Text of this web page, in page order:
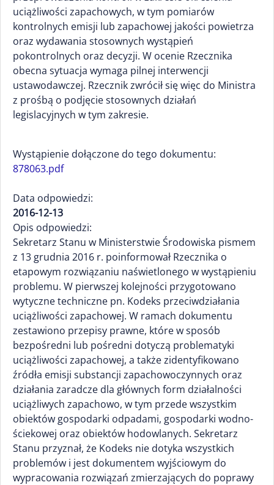
uciążliwości zapachowych, w tym pomiarów
kontrolnych emisji lub zapachowej jakości powietrza
oraz wydawania stosownych wystąpień
pokontrolnych oraz decyzji. W ocenie Rzecznika
obecna sytuacja wymaga pilnej interwencji
ustawodawczej. Rzecznik zwrócił się więc do Ministra
z prośbą o podjęcie stosownych działań
legislacyjnych w tym zakresie.
Wystąpienie dołączone do tego dokumentu:
878063.pdf
Data odpowiedzi:
2016-12-13
Opis odpowiedzi:
Sekretarz Stanu w Ministerstwie Środowiska pismem
z 13 grudnia 2016 r. poinformował Rzecznika o
etapowym rozwiązaniu naświetlonego w wystąpieniu
problemu. W pierwszej kolejności przygotowano
wytyczne techniczne pn. Kodeks przeciwdziałania
uciążliwości zapachowej. W ramach dokumentu
zestawiono przepisy prawne, które w sposób
bezpośredni lub pośredni dotyczą problematyki
uciążliwości zapachowej, a także zidentyfikowano
źródła emisji substancji zapachowoczynnych oraz
działania zaradcze dla głównych form działalności
uciążliwych zapachowo, w tym przede wszystkim
obiektów gospodarki odpadami, gospodarki wodno-
ściekowej oraz obiektów hodowlanych. Sekretarz
Stanu przyznał, że Kodeks nie dotyka wszystkich
problemów i jest dokumentem wyjściowym do
wypracowania rozwiązań zmierzających do poprawy